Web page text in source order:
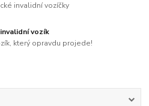
invalidní vozíčky
vozík
který opravdu projede!